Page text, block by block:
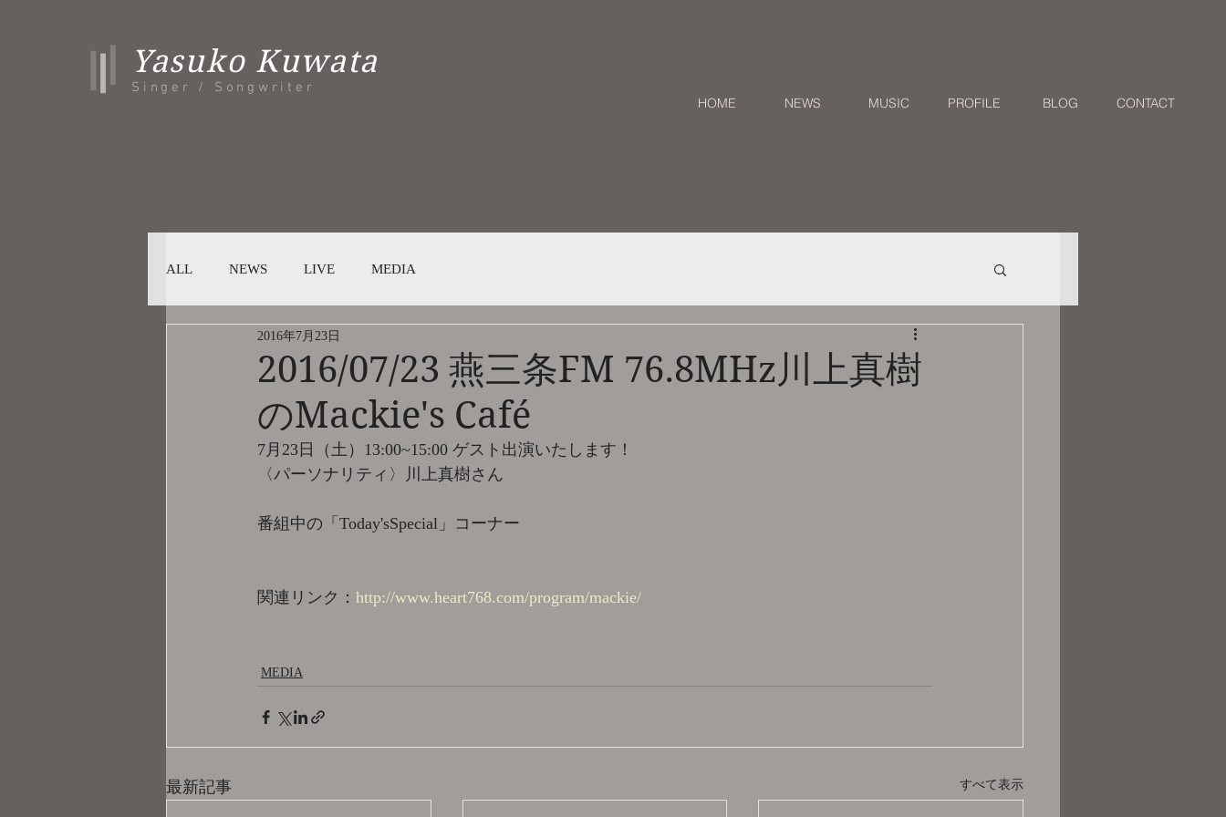
Yasuko Kuwata
Singer / Songwriter
HOME
NEWS MUSIC PROFILE BLOG CONTACT
ALL NEWS LIVE MEDIA
2016/07/23 燕三条FM 76.8MHz川上真樹
のMackie's Café
2016年7月23日
7月23日（土）13:00~15:00 ゲスト出演いたします！
〈パーソナリティ〉川上真樹さん
番組中の「Today'sSpecial」コーナー
関連リンク： http://www.heart768.com/program/mackie/
MEDIA
最新記事 すべて表示